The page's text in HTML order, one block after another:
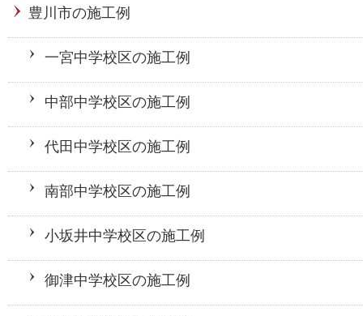
豊川市の施工例
一宮中学校区の施工例
中部中学校区の施工例
代田中学校区の施工例
南部中学校区の施工例
小坂井中学校区の施工例
御津中学校区の施工例